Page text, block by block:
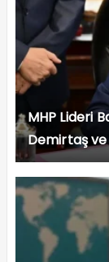
MHP Lideri
Demirtaş ve